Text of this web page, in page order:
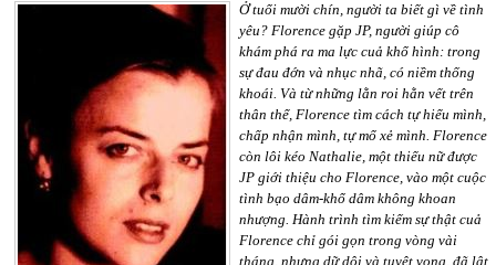
Ở tuổi mười chín, người ta biết gì về tình
yêu? Florence gặp JP, người giúp cô
khám phá ra ma lực cuả khổ hình: trong
sự đau đớn và nhục nhã, có niềm thống
khoái. Và từ những lằn roi hằn vết trên
thân thể, Florence tìm cách tự hiểu mình,
chấp nhận mình, tự mổ xẻ mình. Florence
còn lôi kéo Nathalie, một thiếu nữ được
JP giới thiệu cho Florence, vào một cuộc
tình bạo dâm-khổ dâm không khoan
nhượng. Hành trình tìm kiếm sự thật cuả
Florence chỉ gói gọn trong vòng vài
tháng, nhưng dữ dội và tuyệt vọng, đã lật